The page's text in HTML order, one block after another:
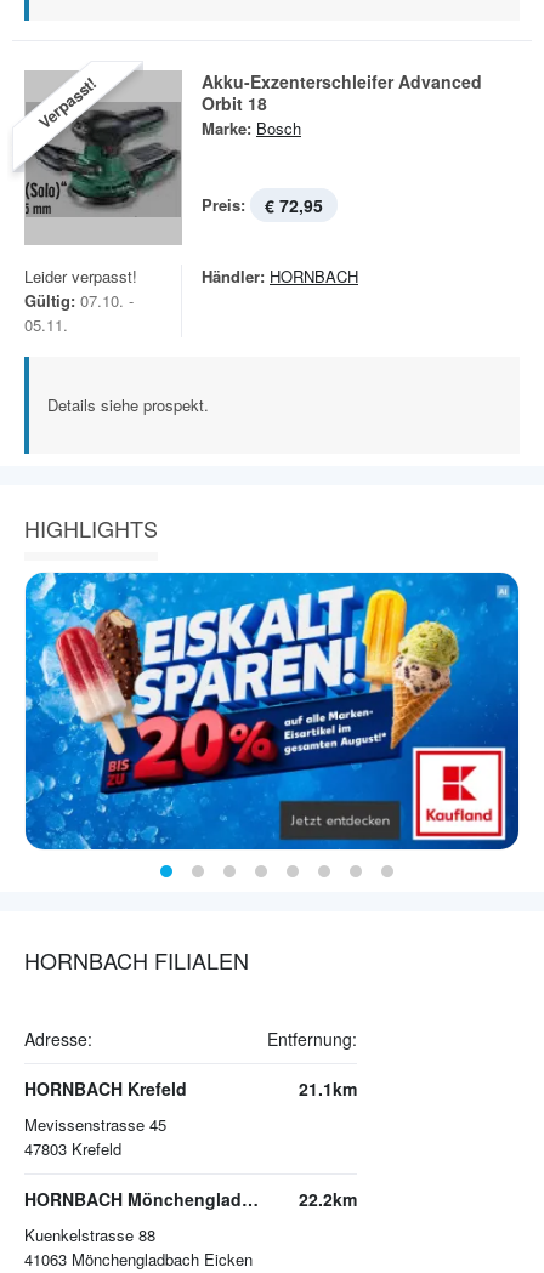
Verpasst!
Akku-Exzenterschleifer Advanced
Orbit 18
Marke: Bosch
Preis: € 72,95
Leider verpasst!
Gültig: 07.10. -
05.11.
Händler: HORNBACH
Details siehe prospekt.
HIGHLIGHTS
HORNBACH FILIALEN
Adresse: Entfernung:
HORNBACH Krefeld
Mevissenstrasse 45
47803 Krefeld
21.1km
HORNBACH Mönchengladbach
Kuenkelstrasse 88
41063 Mönchengladbach Eicken
22.2km